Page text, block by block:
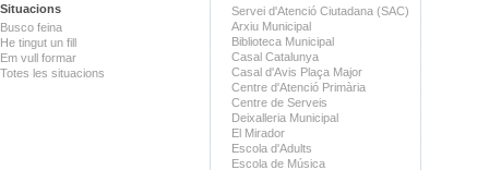
Situacions
Busco feina
He tingut un fill
Em vull formar
Totes les situacions
Servei d'Atenció Ciutadana (SAC)
Arxiu Municipal
Biblioteca Municipal
Casal Catalunya
Casal d'Avis Plaça Major
Centre d'Atenció Primària
Centre de Serveis
Deixalleria Municipal
El Mirador
Escola d'Adults
Escola de Música